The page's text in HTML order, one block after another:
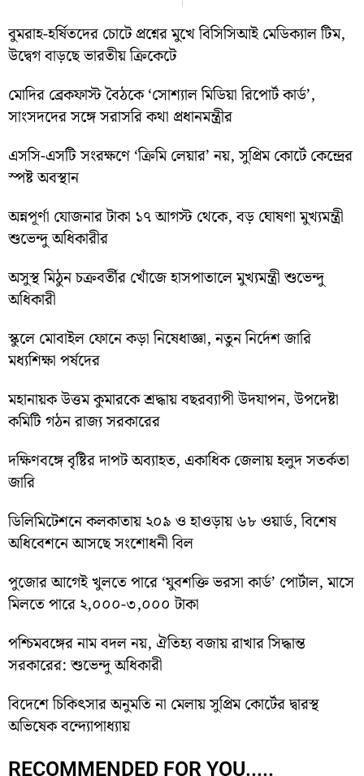
বুমরাহ-হর্ষিতদের চোটে প্রশ্নের মুখে বিসিসিআই মেডিক্যাল টিম,
উদ্বেগ বাড়ছে ভারতীয় ক্রিকেটে
মোদির ব্রেকফাস্ট বৈঠকে ‘সোশ্যাল মিডিয়া রিপোর্ট কার্ড’,
সাংসদদের সঙ্গে সরাসরি কথা প্রধানমন্ত্রীর
এসসি-এসটি সংরক্ষণে ‘ক্রিমি লেয়ার’ নয়, সুপ্রিম কোর্টে কেন্দ্রের
স্পষ্ট অবস্থান
অন্নপূর্ণা যোজনার টাকা ১৭ আগস্ট থেকে, বড় ঘোষণা মুখ্যমন্ত্রী
শুভেন্দু অধিকারীর
অসুস্থ মিঠুন চক্রবর্তীর খোঁজে হাসপাতালে মুখ্যমন্ত্রী শুভেন্দু
অধিকারী
স্কুলে মোবাইল ফোনে কড়া নিষেধাজ্ঞা, নতুন নির্দেশ জারি
মধ্যশিক্ষা পর্ষদের
মহানায়ক উত্তম কুমারকে শ্রদ্ধায় বছরব্যাপী উদযাপন, উপদেষ্টা
কমিটি গঠন রাজ্য সরকারের
দক্ষিণবঙ্গে বৃষ্টির দাপট অব্যাহত, একাধিক জেলায় হলুদ সতর্কতা
জারি
ডিলিমিটেশনে কলকাতায় ২০৯ ও হাওড়ায় ৬৮ ওয়ার্ড, বিশেষ
অধিবেশনে আসছে সংশোধনী বিল
পুজোর আগেই খুলতে পারে ‘যুবশক্তি ভরসা কার্ড’ পোর্টাল, মাসে
মিলতে পারে ২,০০০-৩,০০০ টাকা
পশ্চিমবঙ্গের নাম বদল নয়, ঐতিহ্য বজায় রাখার সিদ্ধান্ত
সরকারের: শুভেন্দু অধিকারী
বিদেশে চিকিৎসার অনুমতি না মেলায় সুপ্রিম কোর্টের দ্বারস্থ
অভিষেক বন্দ্যোপাধ্যায়
RECOMMENDED FOR YOU.....